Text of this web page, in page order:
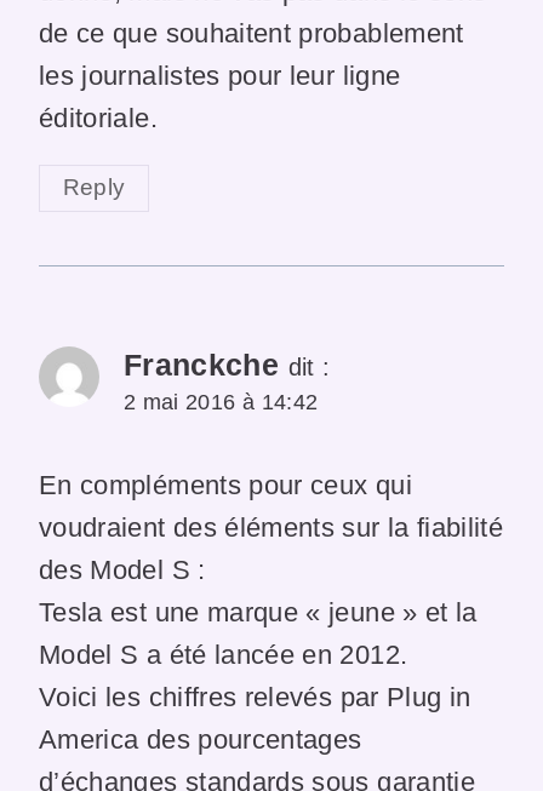
de ce que souhaitent probablement
les journalistes pour leur ligne
éditoriale.
Reply
Franckche dit :
2 mai 2016 à 14:42
En compléments pour ceux qui
voudraient des éléments sur la fiabilité
des Model S :
Tesla est une marque « jeune » et la
Model S a été lancée en 2012.
Voici les chiffres relevés par Plug in
America des pourcentages
d’échanges standards sous garantie